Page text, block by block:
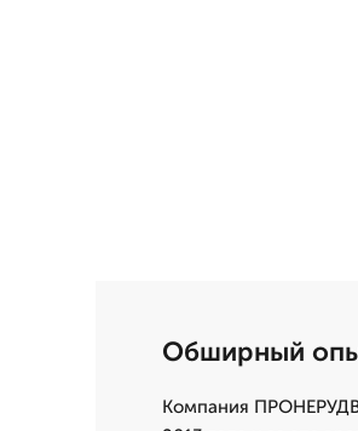
Обширный
Компания